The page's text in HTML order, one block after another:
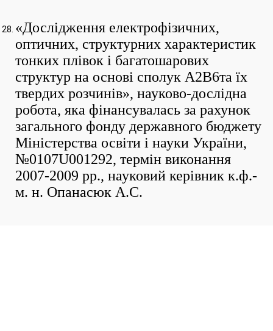
«Дослідження електрофізичних,
оптичних, структурних характеристик
тонких плівок і багатошарових
структур на основі сполук А2В6та їх
твердих розчинів», науково-дослідна
робота, яка фінансувалась за рахунок
загального фонду державного бюджету
Міністерства освіти і науки України,
№0107U001292, термін виконання
2007-2009 рр., науковий керівник к.ф.-
м. н. Опанасюк А.С.